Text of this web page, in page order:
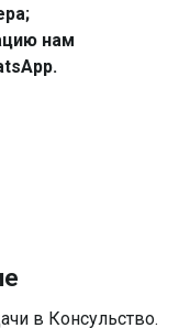
нам
в Консульство.